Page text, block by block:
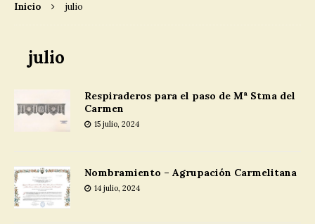
Inicio julio
julio
Respiraderos para el paso de Mª Stma del
Carmen
15 julio, 2024
Nombramiento – Agrupación Carmelitana
14 julio, 2024